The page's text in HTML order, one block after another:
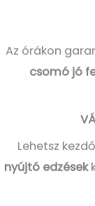
Az órákon
csomó jó
Lehetsz
nyújtó edzések